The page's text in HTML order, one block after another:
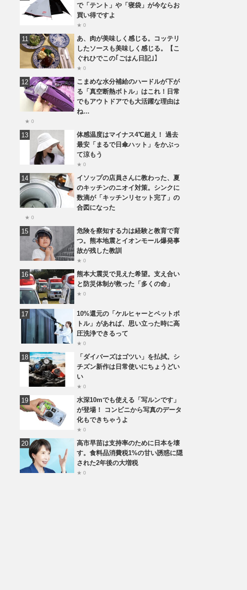
で「テント」や「寝袋」が今ならお
買い得ですよ
★ 0
あ、肉が美味しく感じる。コッテリ
したソースも美味しく感じる。【こ
ぐれひでこの｢ごはん日記｣】
★ 0
こまめな水分補給のハードルが下が
る「真空断熱ボトル」はこれ！日常
でもアウトドアでも大活躍な理由は
ね…
★ 0
体感温度はマイナス4℃超え！ 過去
最安「まるで日傘ハット」をかぶっ
て涼もう
★ 0
イソップの店員さんに教わった、夏
のキッチンのニオイ対策。シンクに
数滴が「キッチンリセット完了」の
合図になった
★ 0
危険を察知する力は経験と教育で育
つ。熊本地震とイオンモール爆発事
故が残した教訓
★ 0
熊本大震災で見えた希望。支え合い
と防災体制が救った「多くの命」
★ 0
10%還元の「ケルヒャーとペットボ
トル」があれば、思い立った時に高
圧洗浄できるって
★ 0
「ダイバーズはゴツい」を払拭。シ
チズン新作は日常使いにちょうどい
い
★ 0
水深10mでも使える「写ルンです」
が登場！ コンビニから写真のデータ
化もできちゃうよ
★ 0
高市早苗は支持率のために日本を壊
す。食料品消費税1%の甘い誘惑に隠
された2年後の大増税
★ 0